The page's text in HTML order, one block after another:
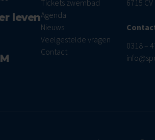
leven
Tickets zwembad
Agenda
Nieuws
Veelgestelde vragen
Contact
6715
0318 –